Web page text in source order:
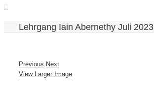
Lehrgang Iain Abernethy Juli 2023
Previous Next
View Larger Image